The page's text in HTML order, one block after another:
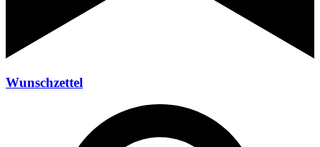
Wunschzettel